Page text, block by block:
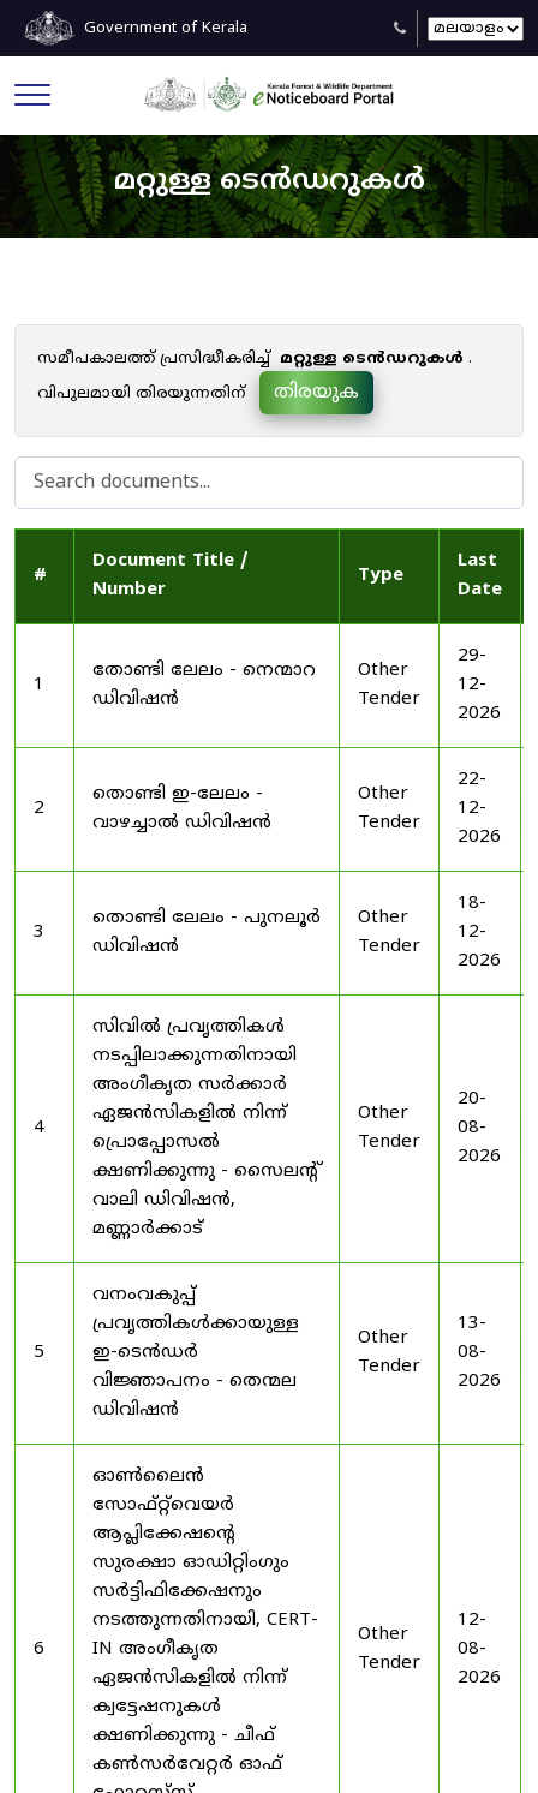
Government of Kerala
മറ്റുള്ള ടെൻഡറുകൾ
സമീപകാലത്ത് പ്രസിദ്ധീകരിച്ച് മറ്റുള്ള ടെൻഡറുകൾ .
വിപുലമായി തിരയുന്നതിന്
തിരയുക
#
Document Title /
Number
Type
Last
Date
1
തോണ്ടി ലേലം - നെന്മാറ
ഡിവിഷൻ
Other
Tender
29-
12-
2026
2
തൊണ്ടി ഇ-ലേലം -
വാഴച്ചാൽ ഡിവിഷൻ
Other
Tender
22-
12-
2026
3
തൊണ്ടി ലേലം - പുനലൂർ
ഡിവിഷൻ
Other
Tender
18-
12-
2026
4
സിവിൽ പ്രവൃത്തികൾ
നടപ്പിലാക്കുന്നതിനായി
അംഗീകൃത സർക്കാർ
ഏജൻസികളിൽ നിന്ന്
പ്രൊപ്പോസൽ
ക്ഷണിക്കുന്നു - സൈലന്റ്
വാലി ഡിവിഷൻ,
മണ്ണാർക്കാട്
Other
Tender
20-
08-
2026
5
വനംവകുപ്പ്
പ്രവൃത്തികൾക്കായുള്ള
ഇ-ടെൻഡർ
വിജ്ഞാപനം - തെന്മല
ഡിവിഷൻ
Other
Tender
13-
08-
2026
6
ഓൺലൈൻ
സോഫ്റ്റ്‌വെയർ
ആപ്ലിക്കേഷന്റെ
സുരക്ഷാ ഓഡിറ്റിംഗും
സർട്ടിഫിക്കേഷനും
നടത്തുന്നതിനായി, CERT-
IN അംഗീകൃത
ഏജൻസികളിൽ നിന്ന്
ക്വട്ടേഷനുകൾ
ക്ഷണിക്കുന്നു - ചീഫ്
കൺസർവേറ്റർ ഓഫ്
Other
Tender
12-
08-
2026